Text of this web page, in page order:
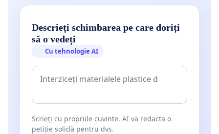
Descrieți schimbarea pe care doriți
să o vedeți
Cu tehnologie AI
Scrieți cu propriile cuvinte. AI va redacta o
petiție solidă pentru dvs.